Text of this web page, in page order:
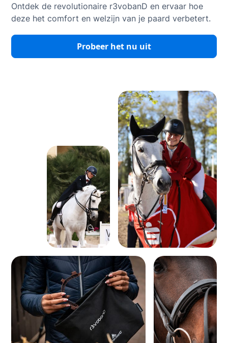
Ontdek de revolutionaire r3vobanD en ervaar hoe
deze het comfort en welzijn van je paard verbetert.
Probeer het nu uit